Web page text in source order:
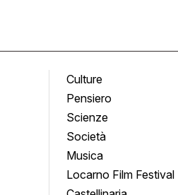
Culture
Pensiero
Scienze
Società
Musica
Locarno Film Festival